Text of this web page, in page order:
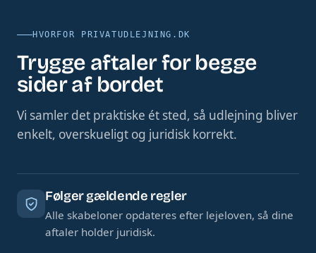
HVORFOR PRIVATUDLEJNING.DK
Trygge aftaler for begge
sider af bordet
Vi samler det praktiske ét sted, så udlejning bliver
enkelt, overskueligt og juridisk korrekt.
Følger gældende regler
Alle skabeloner opdateres efter lejeloven, så dine
aftaler holder juridisk.